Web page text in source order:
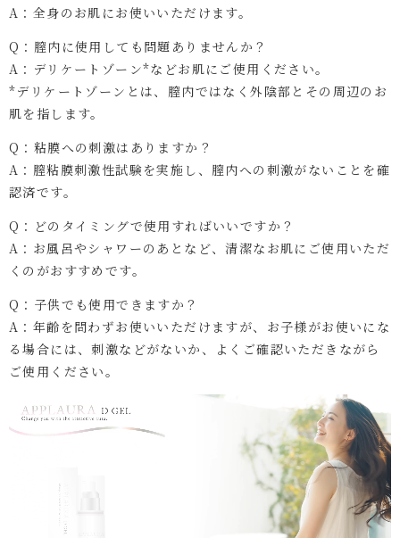
A：全身のお肌にお使いいただけます。
Q：膣内に使用しても問題ありませんか？
A：デリケートゾーン*などお肌にご使用ください。
*デリケートゾーンとは、膣内ではなく外陰部とその周辺のお
肌を指します。
Q：粘膜への刺激はありますか？
A：膣粘膜刺激性試験を実施し、膣内への刺激がないことを確
認済です。
Q：どのタイミングで使用すればいいですか？
A：お風呂やシャワーのあとなど、清潔なお肌にご使用いただ
くのがおすすめです。
Q：子供でも使用できますか？
A：年齢を問わずお使いいただけますが、お子様がお使いにな
る場合には、刺激などがないか、よくご確認いただきながら
ご使用ください。